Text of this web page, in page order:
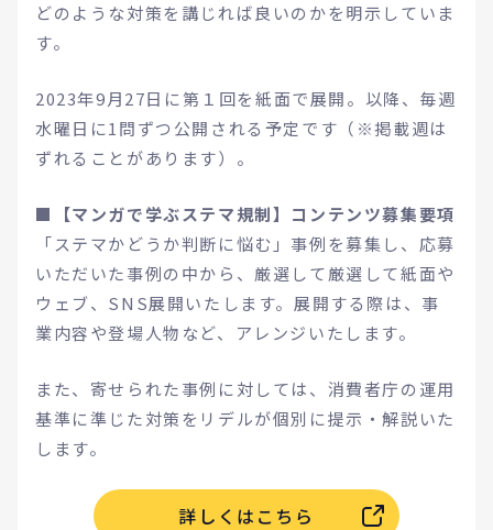
どのような対策を講じれば良いのかを明示していま
す。
2023年9月27日に第１回を紙面で展開。以降、毎週
水曜日に1問ずつ公開される予定です（※掲載週は
ずれることがあります）。
■【マンガで学ぶステマ規制】コンテンツ募集要項
「ステマかどうか判断に悩む」事例を募集し、応募
いただいた事例の中から、厳選して厳選して紙面や
ウェブ、SNS展開いたします。展開する際は、事
業内容や登場人物など、アレンジいたします。
また、寄せられた事例に対しては、消費者庁の運用
基準に準じた対策をリデルが個別に提示・解説いた
します。
詳しくはこちら